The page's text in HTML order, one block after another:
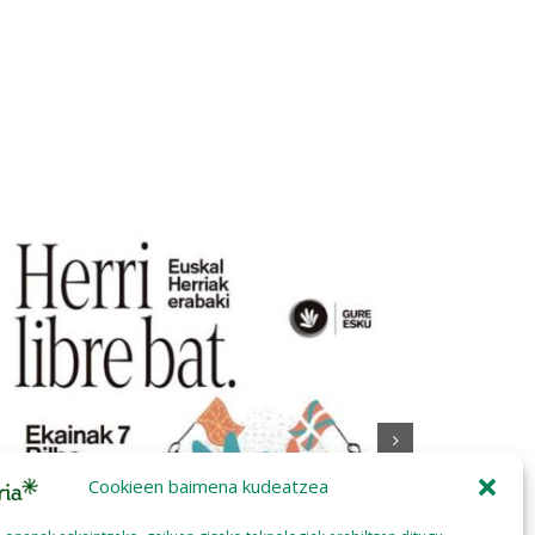
Cookieen baimena kudeatzea